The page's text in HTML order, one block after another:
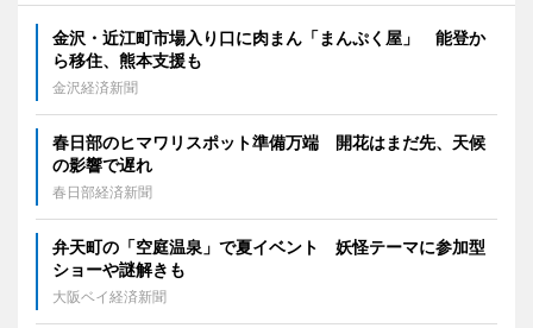
金沢・近江町市場入り口に肉まん「まんぷく屋」 能登か
ら移住、熊本支援も
金沢経済新聞
春日部のヒマワリスポット準備万端 開花はまだ先、天候
の影響で遅れ
春日部経済新聞
弁天町の「空庭温泉」で夏イベント 妖怪テーマに参加型
ショーや謎解きも
大阪ベイ経済新聞